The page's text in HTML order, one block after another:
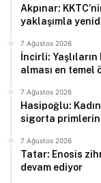
Akpınar:
yaklaşımla
7 Ağustos 2026
İncirli:
alması en temel
7 Ağustos 2026
Hasipoğlu:
sigorta primlerini
7 Ağustos 2026
Tatar: Enosis
devam ediyor